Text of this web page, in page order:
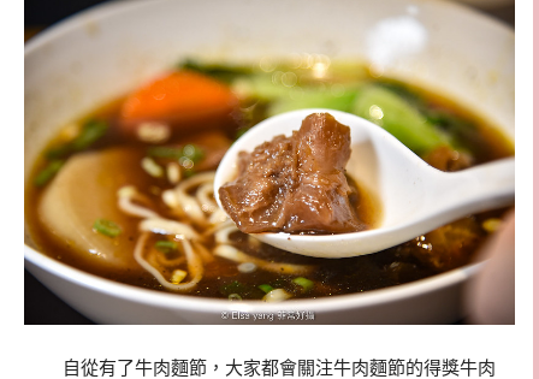
自從有了牛肉麵節，大家都會關注牛肉麵節的得獎牛肉